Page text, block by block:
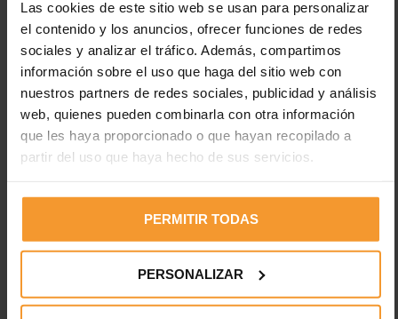
Las cookies de este sitio web se usan para personalizar
el contenido y los anuncios, ofrecer funciones de redes
sociales y analizar el tráfico. Además, compartimos
información sobre el uso que haga del sitio web con
nuestros partners de redes sociales, publicidad y análisis
web, quienes pueden combinarla con otra información
que les haya proporcionado o que hayan recopilado a
partir del uso que haya hecho de sus servicios.
PERMITIR TODAS
PERSONALIZAR
Reynasa
Deja una respuesta
Tu dirección de correo electrónico no será publicada.Los
campos obligatorios están marcados con*